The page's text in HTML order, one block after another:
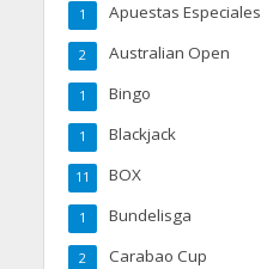
Apuestas Especiales
1
Australian Open
2
Bingo
1
Blackjack
1
BOX
11
Bundelisga
1
Carabao Cup
2